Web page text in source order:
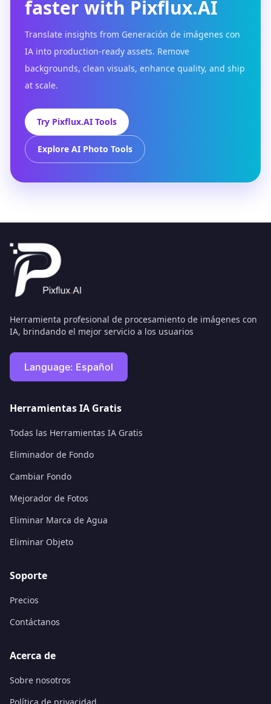
faster with Pixflux.AI
Translate insights from Generación de imágenes con
IA into production-ready assets. Remove
backgrounds, clean visuals, enhance quality, and ship
at scale.
Try Pixflux.AI Tools
Explore AI Photo Tools
Herramienta profesional de procesamiento de imágenes con
IA, brindando el mejor servicio a los usuarios
Language: Español
Herramientas IA Gratis
Todas las Herramientas IA Gratis
Eliminador de Fondo
Cambiar Fondo
Mejorador de Fotos
Eliminar Marca de Agua
Eliminar Objeto
Soporte
Precios
Contáctanos
Acerca de
Sobre nosotros
Política de privacidad